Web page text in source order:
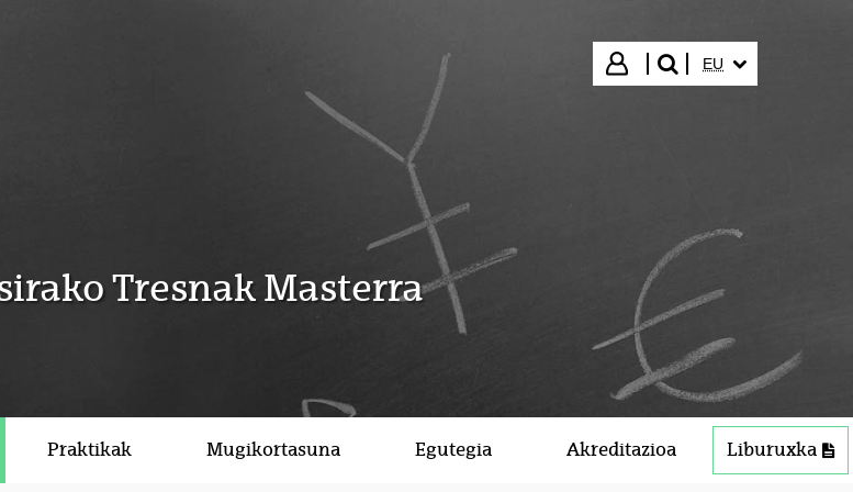
Hasi saioa
bilatu"
EU
Tresnak Masterra
Praktikak Mugikortasuna Egutegia Akreditazioa Liburuxka